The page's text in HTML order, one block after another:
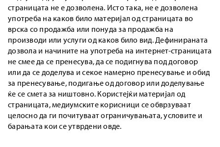
страницата не е дозволена. Исто така, не е дозволена
употреба на каков било материјал од страницата во
врска со продажба или понуда за продажба на
производи или услуги од каков било вид. Дефинираната
дозвола и начините на употреба на интернет-страницата
не смее да се пренесува, да се подигнува под договор
или да се доделува и секое намерно пренесување и обид
за пренесување, подигање од договор или доделување
ќе се смета за ништовно. Користејќи материјал од
страницата, медиумските корисници се обврзуваат
целосно да ги почитуваат ограничувањата, условите и
барањата кои се утврдени овде.